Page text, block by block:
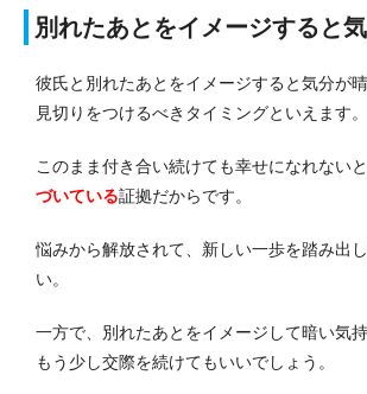
別れたあとをイメージすると
彼氏と別れたあとをイメージすると気分が晴
見切りをつけるべきタイミングといえます。
このまま付き合い続けても幸せになれないと
づいている証拠だからです。
悩みから解放されて、新しい一歩を踏み出
い。
一方で、別れたあとをイメージして暗い気持
もう少し交際を続けてもいいでしょう。